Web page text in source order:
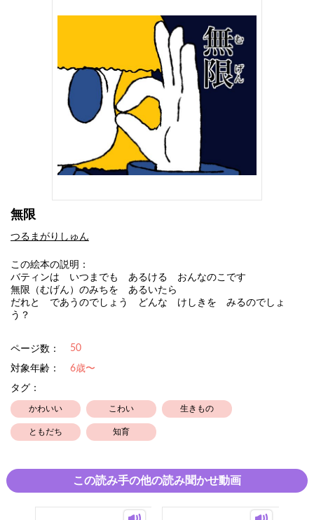
無限
つるまがりしゅん
この絵本の説明：
バティンは いつまでも あるける おんなのこです
無限（むげん）のみちを あるいたら
だれと であうのでしょう どんな けしきを みるのでしょ
う？
ページ数： 50
対象年齢：
6歳〜
タグ：
かわいい こわい 生きもの
ともだち 知育
この読み手の他の読み聞かせ動画